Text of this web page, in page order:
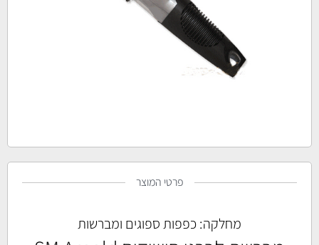
פרטי המוצר
מחלקה:כפפות ספוגים ומברשות